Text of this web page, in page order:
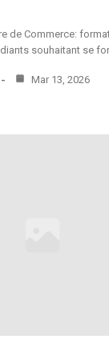
de Commerce:
souhaitant se
Mar 13, 2026